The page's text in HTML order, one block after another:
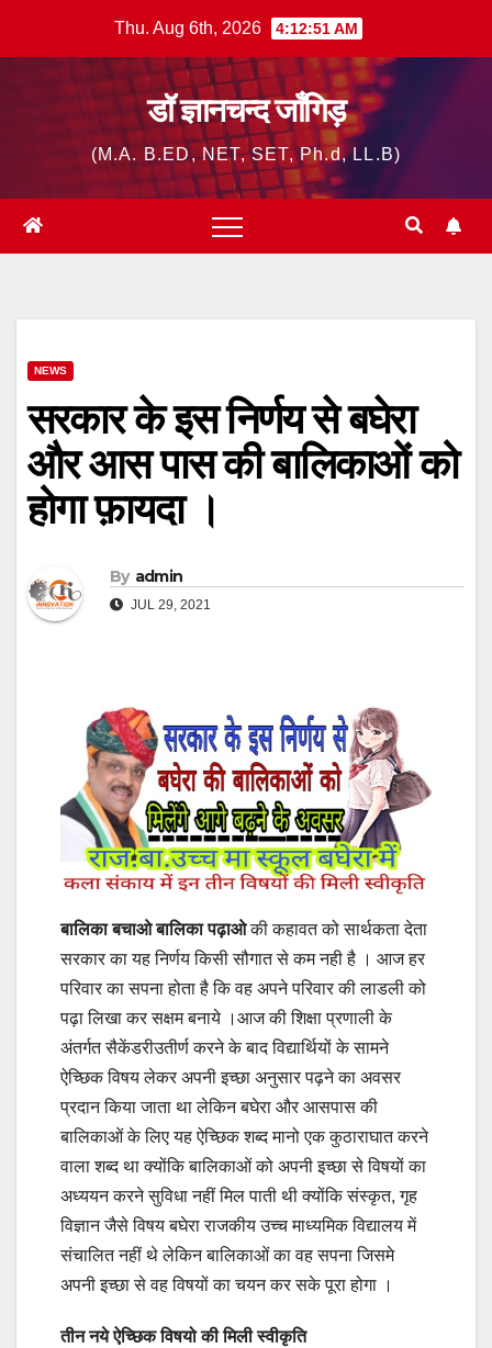
Thu. Aug 6th, 2026 4:12:52 AM
डॉ ज्ञानचन्द जाँगिड़
(M.A. B.ED, NET, SET, Ph.d, LL.B)
NEWS
सरकार के इस निर्णय से बघेरा
और आस पास की बालिकाओं को
होगा फ़ायदा ।
By admin
JUL 29, 2021
बालिका बचाओ बालिका पढ़ाओकी कहावत को सार्थकता देता
सरकार का यह निर्णय किसी सौगात से कम नही है । आज हर
परिवार का सपना होता है कि वह अपने परिवार की लाडली को
पढ़ा लिखा कर सक्षम बनाये ।आज की शिक्षा प्रणाली के
अंतर्गत सैकेंडरीउतीर्ण करने के बाद विद्यार्थियों के सामने
ऐच्छिक विषय लेकर अपनी इच्छा अनुसार पढ़ने का अवसर
प्रदान किया जाता था लेकिन बघेरा और आसपास की
बालिकाओं के लिए यह ऐच्छिक शब्द मानो एक कुठाराघात करने
वाला शब्द था क्योंकि बालिकाओं को अपनी इच्छा से विषयों का
अध्ययन करने सुविधा नहीं मिल पाती थी क्योंकि संस्कृत, गृह
विज्ञान जैसे विषय बघेरा राजकीय उच्च माध्यमिक विद्यालय में
संचालित नहीं थे लेकिन बालिकाओं का वह सपना जिसमे
अपनी इच्छा से वह विषयों का चयन कर सके पूरा होगा ।
तीन नये ऐच्छिक विषयो की मिली स्वीकृति